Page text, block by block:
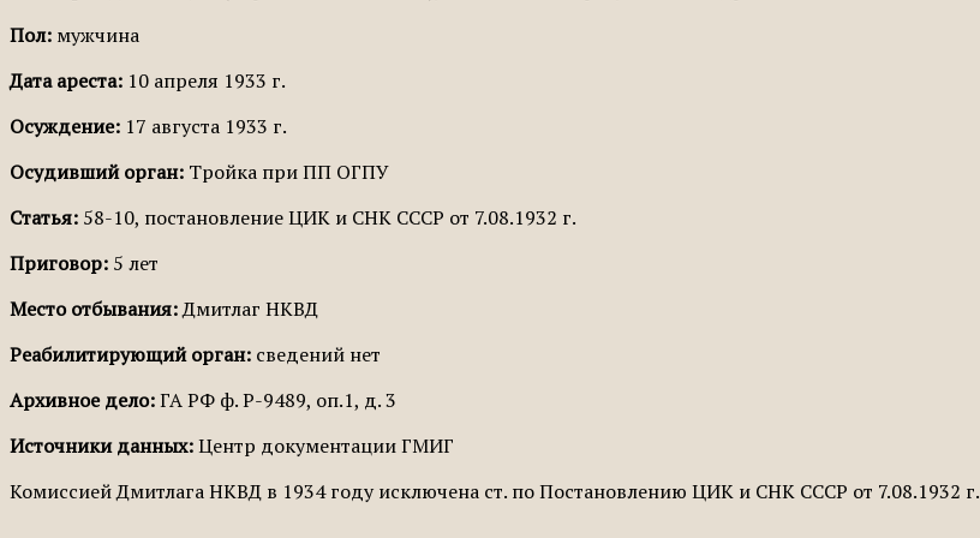
Пол: мужчина
Дата ареста: 10 апреля 1933 г.
Осуждение: 17 августа 1933 г.
Осудивший орган: Тройка при ПП ОГПУ
Статья: 58-10, постановление ЦИК и СНК СССР от 7.08.1932 г.
Приговор: 5 лет
Место отбывания:Дмитлаг НКВД
Реабилитирующий орган: сведений нет
Архивное дело:ГА РФ ф. Р-9489, оп.1, д. 3
Источники данных:Центр документации ГМИГ
Комиссией Дмитлага НКВД в 1934 году исключена ст. по Постановлению ЦИК и СНК СССР от 7.08.1932 г.